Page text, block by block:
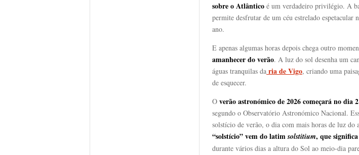
sobre o Atlântico é um verdadeiro privilégio. A
permite desfrutar de um céu estrelado espetacular
ano.
E apenas algumas horas depois chega outro
amanhecer do verão. A luz do sol desenha um
águas tranquilas da ria de Vigo, criando uma
de esquecer.
O verão astronómico de 2026 começará no dia
segundo o Observatório Astronómico Nacional.
solstício de verão, o dia com mais horas de luz do
“solstício” vem do latimsolstitium, que
durante vários dias a altura do Sol ao meio-dia